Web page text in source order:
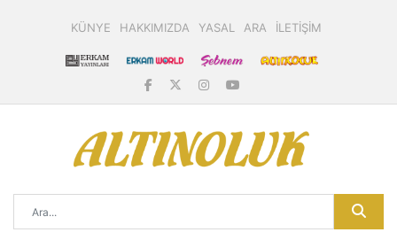
KÜNYE HAKKIMIZDA YASAL ARA İLETİŞİM